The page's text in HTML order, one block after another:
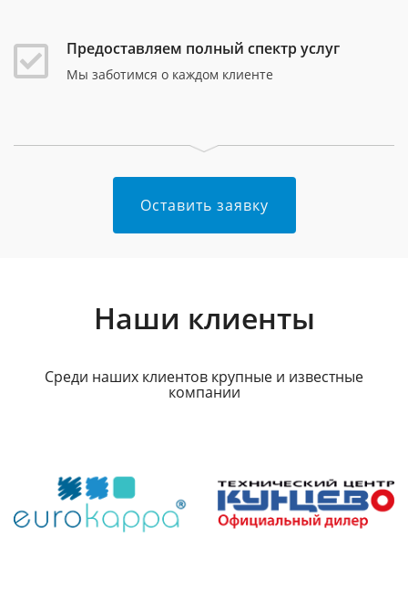
Предоставляем полный спектр услуг
Мы заботимся о каждом клиенте
Оставить заявку
Наши клиенты
Среди наших клиентов крупные и известные
компании